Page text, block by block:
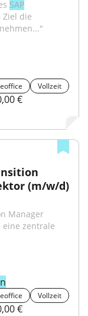
SAP
Ziel die
Vollzeit
€
(m/w/d)
Manager
eine zentrale
Vollzeit
€